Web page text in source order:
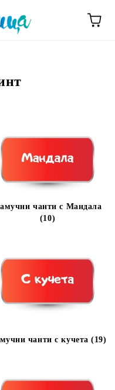
чанти с Мандала
(10)
чанти с кучета (19)